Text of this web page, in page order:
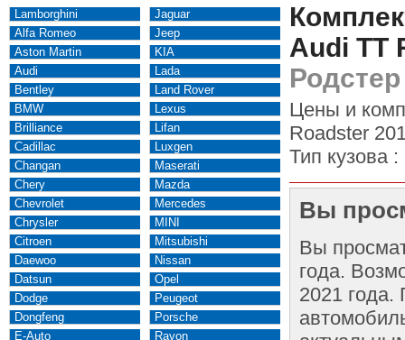
Lamborghini
Alfa Romeo
Aston Martin
Audi
Bentley
BMW
Brilliance
Cadillac
Changan
Chery
Chevrolet
Chrysler
Citroen
Daewoo
Datsun
Dodge
Dongfeng
E-Auto
Jaguar
Jeep
KIA
Lada
Land Rover
Lexus
Lifan
Luxgen
Maserati
Mazda
Mercedes
MINI
Mitsubishi
Nissan
Opel
Peugeot
Porsche
Ravon
Audi TT
Цены и
Roadster
Тип кузова :
Вы
Вы
года.
2021 года.